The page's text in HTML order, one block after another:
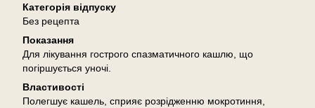
Категорія відпуску
Без рецепта
Показання
Для лікування гострого спазматичного кашлю, що
погіршується уночі.
Властивості
Полегшує кашель, сприяє розрідженню мокротиння,